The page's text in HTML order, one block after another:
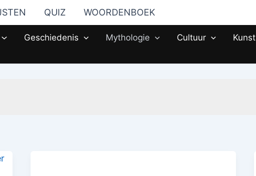
QUIZ WOORDENBOEK
Geschiedenis Mythologie Cultuur Kunst